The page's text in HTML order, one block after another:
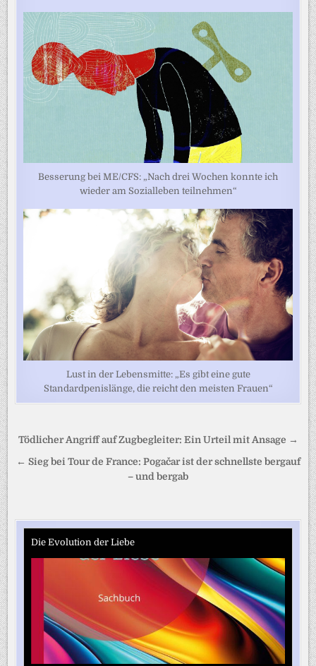
Besserung bei ME/CFS: „Nach drei Wochen konnte ich
wieder am Sozialleben teilnehmen“
Lust in der Lebensmitte: „Es gibt eine gute
Standardpenislänge, die reicht den meisten Frauen“
Beitragsnavigation
Tödlicher Angriff auf Zugbegleiter: Ein Urteil mit Ansage →
← Sieg bei Tour de France: Pogačar ist der schnellste bergauf
– und bergab
Die Evolution der Liebe